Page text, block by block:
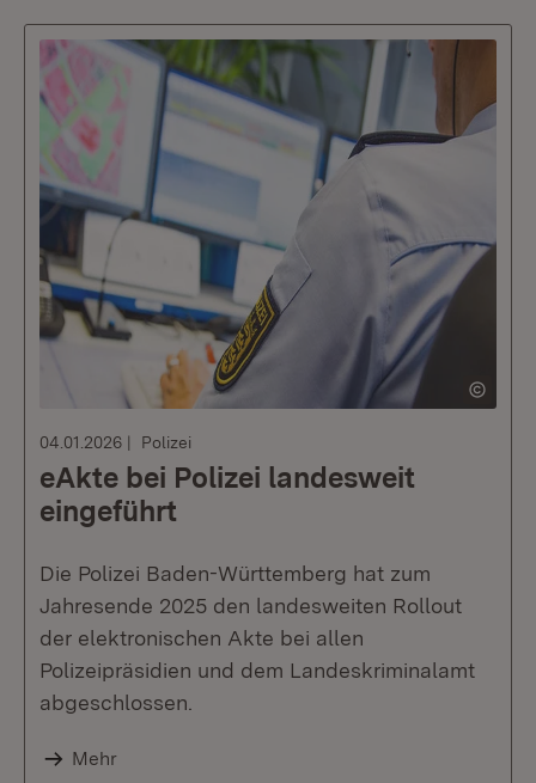
04.01.2026 Polizei
eAkte bei Polizei landesweit
eingeführt
Die Polizei Baden-Württemberg hat zum
Jahresende 2025 den landesweiten Rollout
der elektronischen Akte bei allen
Polizeipräsidien und dem Landeskriminalamt
abgeschlossen.
Mehr